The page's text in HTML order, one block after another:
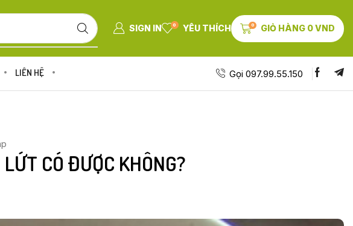
SIGN IN 0 YÊU THÍCH 0 GIỎ HÀNG 0VND
LIÊN HỆ Gọi 097.99.55.150
CÓ ĐƯỢC KHÔNG?